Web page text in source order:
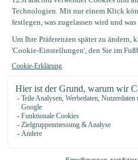
Zuletzt angesehen